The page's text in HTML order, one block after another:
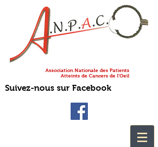
Association Nationale des Patients
Atteints de Cancers de l'Oeil
Suivez-nous sur Facebook